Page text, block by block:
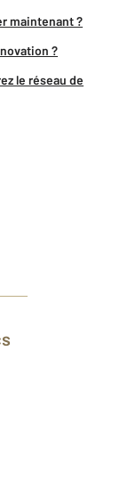
maintenant ?
?
le réseau de